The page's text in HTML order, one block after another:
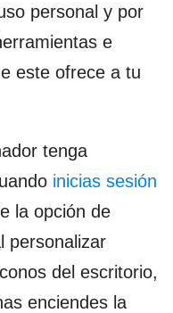
personal y por
e
este ofrece a tu
tenga
inicias sesión
la opción de
personalizar
del escritorio,
enciendes la